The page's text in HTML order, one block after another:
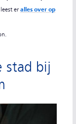
er alles over op
stad bij